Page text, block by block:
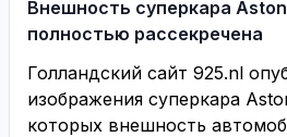
Внешность суперкара
полностью рассекречена
Голландский сайт 925.nl
изображения суперкара
которых внешность